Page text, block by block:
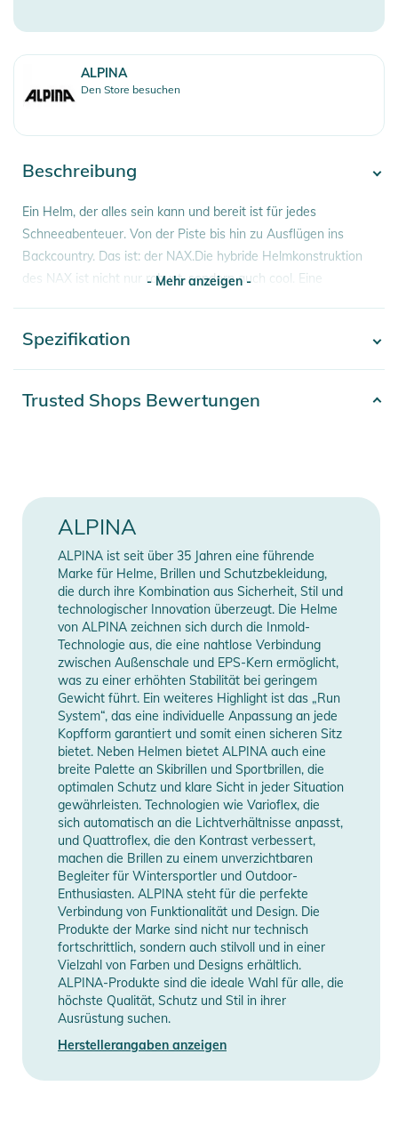
ALPINA
Den Store besuchen
Beschreibung
Ein Helm, der alles sein kann und bereit ist für jedes
Schneeabenteuer. Von der Piste bis hin zu Ausflügen ins
Backcountry. Das ist: der NAX.Die hybride Helmkonstruktion
des NAX ist nicht nur robust, sondern auch cool. Eine
nicht so gut gelingt, wie erhofft. Die Passform des Skihelms
ist so gewählt, dass der NAX komfortabel auf dem Kopf sitzt
Ergo Snow lässt sich der NAX zusätzlich perfekt individuell
Kopf strömen  wenn sie gebraucht wird.Der NAX ist ein Helm
für Skifahrerinnen und Skifahrer, die ihren Sport lieben. Punkt.
Produktinformationen und
Sicherheitshinweise
Gebrauchsanweisungen, Sicherheitshinweise und Warnungen
finden Sie direkt am Produkt.
- Mehr anzeigen -
Spezifikation
Manufacturer
Information
Herstellerangaben
anzeigen
Trusted Shops Bewertungen
ALPINA
ALPINA ist seit über 35 Jahren eine führende
Marke für Helme, Brillen und Schutzbekleidung,
die durch ihre Kombination aus Sicherheit, Stil und
technologischer Innovation überzeugt. Die Helme
von ALPINA zeichnen sich durch die Inmold-
Technologie aus, die eine nahtlose Verbindung
zwischen Außenschale und EPS-Kern ermöglicht,
was zu einer erhöhten Stabilität bei geringem
Gewicht führt. Ein weiteres Highlight ist das „Run
System“, das eine individuelle Anpassung an jede
Kopfform garantiert und somit einen sicheren Sitz
bietet. Neben Helmen bietet ALPINA auch eine
breite Palette an Skibrillen und Sportbrillen, die
optimalen Schutz und klare Sicht in jeder Situation
gewährleisten. Technologien wie Varioflex, die
sich automatisch an die Lichtverhältnisse anpasst,
und Quattroflex, die den Kontrast verbessert,
machen die Brillen zu einem unverzichtbaren
Begleiter für Wintersportler und Outdoor-
Enthusiasten. ALPINA steht für die perfekte
Verbindung von Funktionalität und Design. Die
Produkte der Marke sind nicht nur technisch
fortschrittlich, sondern auch stilvoll und in einer
Vielzahl von Farben und Designs erhältlich.
ALPINA-Produkte sind die ideale Wahl für alle, die
höchste Qualität, Schutz und Stil in ihrer
Ausrüstung suchen.
Herstellerangaben anzeigen